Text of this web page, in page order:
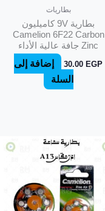
بطاريات
بطارية 9V كاميليون
Camelion 6F22 Carbon
Zinc جافة عالية الأداء
30.00EGP
إضافة إلى
السلة